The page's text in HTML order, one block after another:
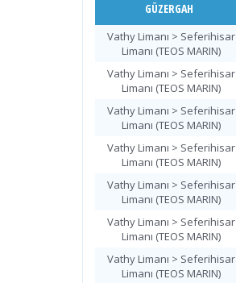
GÜZERGAH
Vathy Limanı > Seferihisar
Limanı (TEOS MARIN)
Vathy Limanı > Seferihisar
Limanı (TEOS MARIN)
Vathy Limanı > Seferihisar
Limanı (TEOS MARIN)
Vathy Limanı > Seferihisar
Limanı (TEOS MARIN)
Vathy Limanı > Seferihisar
Limanı (TEOS MARIN)
Vathy Limanı > Seferihisar
Limanı (TEOS MARIN)
Vathy Limanı > Seferihisar
Limanı (TEOS MARIN)